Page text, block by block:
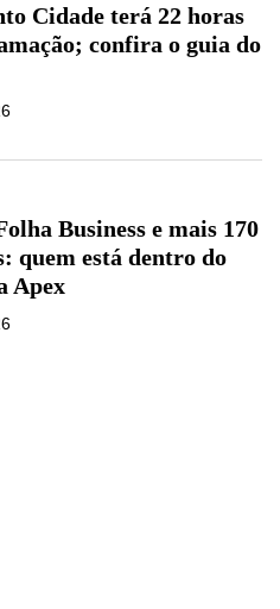
Cidade terá 22 horas
confira o guia do
Business e mais 170
quem está dentro do
Apex